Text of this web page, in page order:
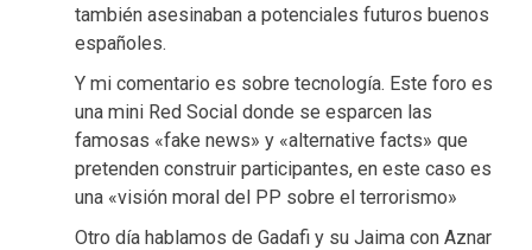
también asesinaban a potenciales futuros buenos
españoles.
Y mi comentario es sobre tecnología. Este foro es
una mini Red Social donde se esparcen las
famosas «fake news» y «alternative facts» que
pretenden construir participantes, en este caso es
una «visión moral del PP sobre el terrorismo»
Otro día hablamos de Gadafi y su Jaima con Aznar